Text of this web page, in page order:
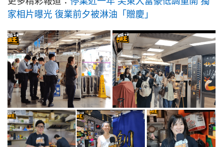
家相片曝光 復業前夕被淋油「贈慶」